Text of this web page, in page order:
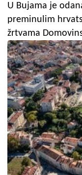
U Bujama je
preminulim
žrtvama